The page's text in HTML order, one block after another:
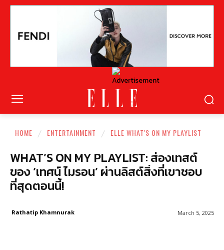
HOME ENTERTAINMENT ELLE WHAT'S ON MY PLAYLIST
WHAT’S ON MY PLAYLIST: ส่องเทสต์
ของ ‘เทศน์ ไมรอน’ ผ่านลิสต์สิ่งที่เขาชอบ
ที่สุดตอนนี้!
March 5, 2025
Rathatip Khamnurak